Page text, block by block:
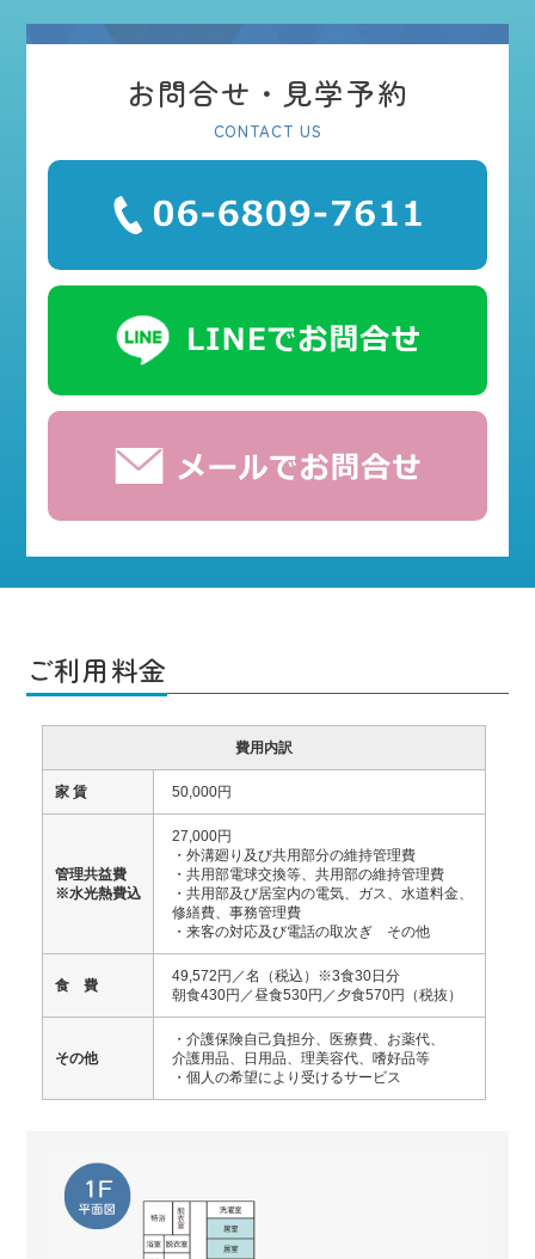
お問合せ・見学予約
CONTACT US
ご利用料金
費用内訳
家 賃 50,000円
管理共益費
※水光熱費込
27,000円
・外溝廻り及び共用部分の維持管理費
・共用部電球交換等、共用部の維持管理費
・共用部及び居室内の電気、ガス、水道料金、
修繕費、事務管理費
・来客の対応及び電話の取次ぎ その他
食 費
49,572円／名（税込）※3食30日分
朝食430円／昼食530円／夕食570円（税抜）
その他
・介護保険自己負担分、医療費、お薬代、
介護用品、日用品、理美容代、嗜好品等
・個人の希望により受けるサービス